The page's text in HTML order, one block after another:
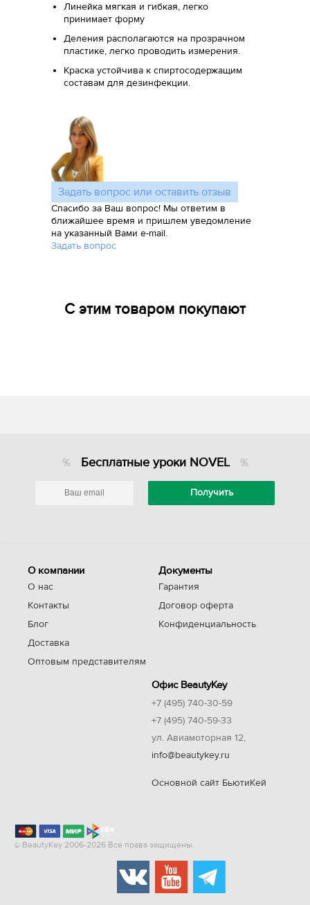
Линейка мягкая и гибкая, легко
принимает форму
Деления располагаются на прозрачном
пластике, легко проводить измерения.
Краска устойчива к спиртосодержащим
составам для дезинфекции.
Задать вопрос или оставить отзыв
Спасибо за Ваш вопрос! Мы ответим в
ближайшее время и пришлем уведомление
на указанный Вами e-mail.
Задать вопрос
С этим товаром покупают
Бесплатные уроки NOVEL
О компании
О нас
Контакты
Блог
Доставка
Оптовым представителям
Документы
Гарантия
Договор оферта
Конфиденциальность
Офис BeautyKey
+7 (495) 740-30-59
+7 (495) 740-59-33
ул. Авиамоторная 12,
info@beautykey.ru
Основной сайт БьютиКей
© BeautyKey 2006-2026 Все права защищены.